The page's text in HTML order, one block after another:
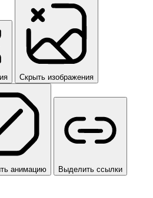
Скрыть изображения
анимацию
Выделить ссылки